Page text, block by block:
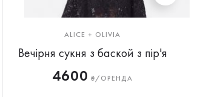
ALICE + OLIVIA
Вечірня сукня з баской з пір'я
4600 ₴/ОРЕНДА